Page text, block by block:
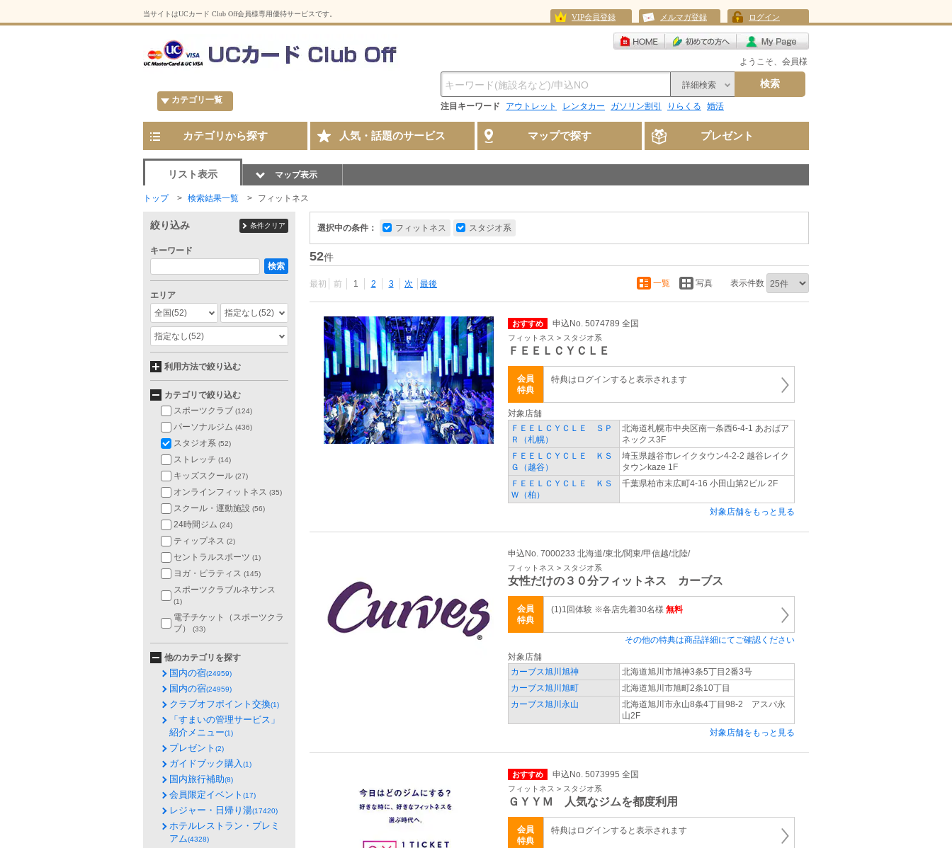
当サイトはUCカード Club Off会員様専用優待サービスです。 VIP会員登録 メルマガ登録 ログイン
ようこそ、会員様
カテゴリ一覧
詳細検索 検索
注目キーワード アウトレット レンタカー ガソリン割引 りらくる 婚活
カテゴリから探す 人気・話題のサービス マップで探す プレゼント
リスト表示 マップ表示
トップ 検索結果一覧 フィットネス
選択中の条件： フィットネス スタジオ系
52件
最初 前 1 2 3 次 最後 一覧 写真 表示件数
おすすめ 申込No. 5074789 全国
フィットネス > スタジオ系
ＦＥＥＬＣＹＣＬＥ
会員
特典
特典はログインすると表示されます
対象店舗
ＦＥＥＬＣＹＣＬＥ ＳＰ
Ｒ（札幌）
北海道札幌市中央区南一条西6-4-1 あおばア
ネックス3F
ＦＥＥＬＣＹＣＬＥ ＫＳ
Ｇ（越谷）
埼玉県越谷市レイクタウン4-2-2 越谷レイク
タウンkaze 1F
ＦＥＥＬＣＹＣＬＥ ＫＳ
Ｗ（柏）
千葉県柏市末広町4-16 小田山第2ビル 2F
対象店舗をもっと見る
申込No. 7000233 北海道/東北/関東/甲信越/北陸/
フィットネス > スタジオ系
女性だけの３０分フィットネス カーブス
会員
特典
(1)1回体験 ※各店先着30名様 無料
その他の特典は商品詳細にてご確認ください
対象店舗
カーブス旭川旭神
北海道旭川市旭神3条5丁目2番3号
カーブス旭川旭町
北海道旭川市旭町2条10丁目
カーブス旭川永山
北海道旭川市永山8条4丁目98-2 アスパ永
山2F
対象店舗をもっと見る
おすすめ 申込No. 5073995 全国
フィットネス > スタジオ系
ＧＹＹＭ 人気なジムを都度利用
会員
特典
特典はログインすると表示されます
絞り込み 条件クリア
キーワード
検索
エリア
全国(52) 指定なし(52)
指定なし(52)
利用方法で絞り込む
カテゴリで絞り込む
スポーツクラブ (124)
パーソナルジム (436)
スタジオ系 (52)
ストレッチ (14)
キッズスクール (27)
オンラインフィットネス (35)
スクール・運動施設 (56)
24時間ジム (24)
ティップネス (2)
セントラルスポーツ (1)
ヨガ・ピラティス (145)
スポーツクラブルネサンス
(1)
電子チケット（スポーツクラ
ブ）
(33)
他のカテゴリを探す
国内の宿(24959)
国内の宿(24959)
クラブオフポイント交換(1)
「すまいの管理サービス」
紹介メニュー(1)
プレゼント (2)
ガイドブック購入(1)
国内旅行補助(8)
会員限定イベント (17)
レジャー・日帰り湯(17420)
ホテルレストラン・プレミ
アム(4328)